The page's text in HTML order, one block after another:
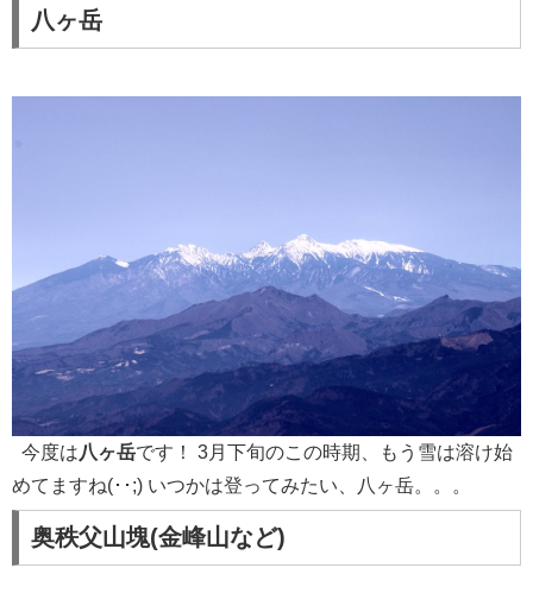
八ヶ岳
今度は八ヶ岳です！ 3月下旬のこの時期、もう雪は溶け始
めてますね(･･;) いつかは登ってみたい、八ヶ岳。。。
奥秩父山塊(金峰山など)